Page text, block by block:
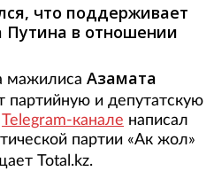
что поддерживает
в отношении
мажилиса Азамата
партийную и депутатскую
Telegram-канале написал
партии «Ак жол»
Total.kz.